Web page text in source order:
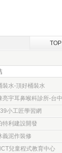
TOP
裝水-頂好桶裝水
小工匠學習網
特利建設開發
義泥作裝修
兒童程式教育中心